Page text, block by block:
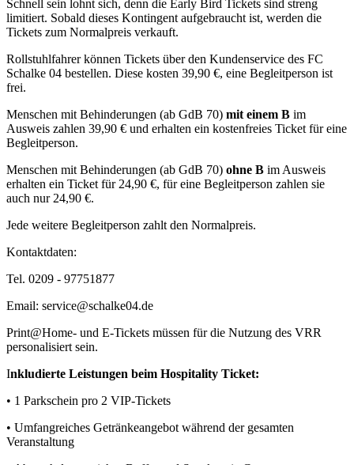
Schnell sein lohnt sich, denn die Early Bird Tickets sind streng
limitiert. Sobald dieses Kontingent aufgebraucht ist, werden die
Tickets zum Normalpreis verkauft.
Rollstuhlfahrer können Tickets über den Kundenservice des FC
Schalke 04 bestellen. Diese kosten 39,90 €, eine Begleitperson ist
frei.
Menschen mit Behinderungen (ab GdB 70) mit einem B im
Ausweis zahlen 39,90 € und erhalten ein kostenfreies Ticket für eine
Begleitperson.
Menschen mit Behinderungen (ab GdB 70) ohne B im Ausweis
erhalten ein Ticket für 24,90 €, für eine Begleitperson zahlen sie
auch nur 24,90 €.
Jede weitere Begleitperson zahlt den Normalpreis.
Kontaktdaten:
Tel. 0209 - 97751877
Email: service@schalke04.de
Print@Home- und E-Tickets müssen für die Nutzung des VRR
personalisiert sein.
Inkludierte Leistungen beim Hospitality Ticket:
• 1 Parkschein pro 2 VIP-Tickets
• Umfangreiches Getränkeangebot während der gesamten
Veranstaltung